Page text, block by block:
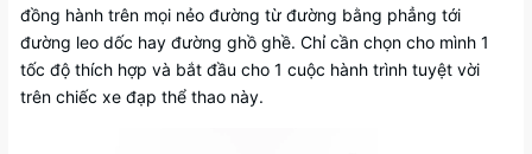
đồng hành trên mọi nẻo đường từ đường bằng phẳng tới
đường leo dốc hay đường ghồ ghề. Chỉ cần chọn cho mình 1
tốc độ thích hợp và bắt đầu cho 1 cuộc hành trình tuyệt vời
trên chiếc xe đạp thể thao này.